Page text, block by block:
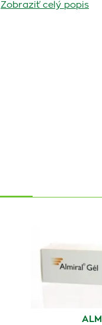
Zobraziť celý popis